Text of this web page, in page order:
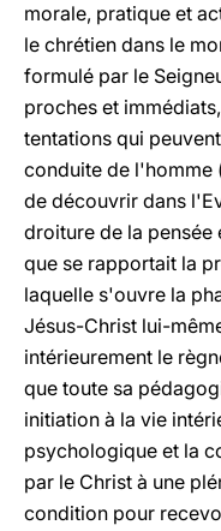
morale, pratique et
le chrétien dans le
formulé par le
proches et
tentations qui
conduite de l'homme
de découvrir dans
droiture de la
que se rapportait la
laquelle s'ouvre la
Jésus-Christ lui-
intérieurement le
que toute sa
initiation à la vie
psychologique et la
par le Christ à une
condition pour